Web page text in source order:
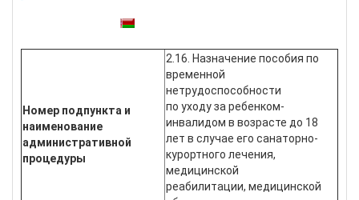
Также доступны:
Номер подпункта и
наименование
административной
процедуры
2.16. Назначение пособия по
временной
нетрудоспособности
по уходу за ребенком-
инвалидом в возрасте до 18
лет в случае его санаторно-
курортного лечения,
медицинской
реабилитации, медицинской